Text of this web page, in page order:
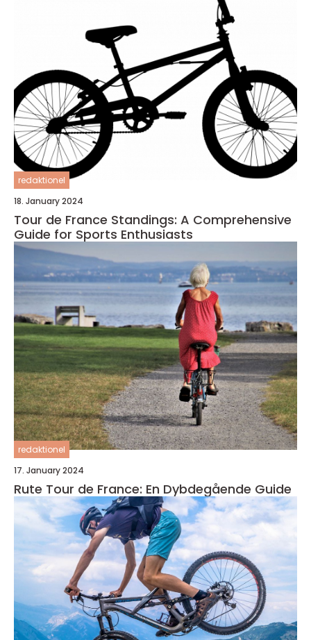
redaktionel
18. January 2024
Tour de France Standings: A Comprehensive
Guide for Sports Enthusiasts
redaktionel
17. January 2024
Rute Tour de France: En Dybdegående Guide